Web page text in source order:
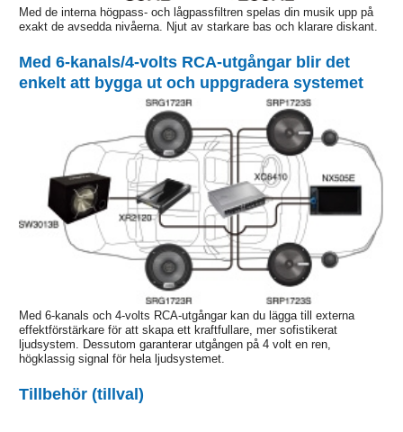
Med de interna högpass- och lågpassfiltren spelas din musik upp på
exakt de avsedda nivåerna. Njut av starkare bas och klarare diskant.
Med 6-kanals/4-volts RCA-utgångar blir det
enkelt att bygga ut och uppgradera systemet
Med 6-kanals och 4-volts RCA-utgångar kan du lägga till externa
effektförstärkare för att skapa ett kraftfullare, mer sofistikerat
ljudsystem. Dessutom garanterar utgången på 4 volt en ren,
högklassig signal för hela ljudsystemet.
Tillbehör (tillval)